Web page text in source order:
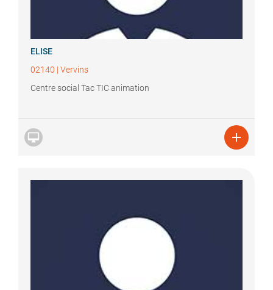
ELISE
02140 | Vervins
Centre social Tac TIC animation
 